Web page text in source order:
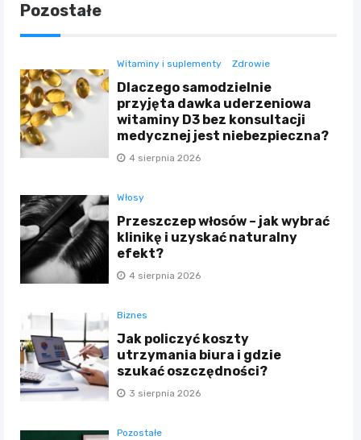
Pozostałe
Witaminy i suplementy Zdrowie
Dlaczego samodzielnie
przyjęta dawka uderzeniowa
witaminy D3 bez konsultacji
medycznej jest niebezpieczna?
4 sierpnia 2026
Włosy
Przeszczep włosów – jak wybrać
klinikę i uzyskać naturalny
efekt?
4 sierpnia 2026
Biznes
Jak policzyć koszty
utrzymania biura i gdzie
szukać oszczędności?
3 sierpnia 2026
Pozostałe